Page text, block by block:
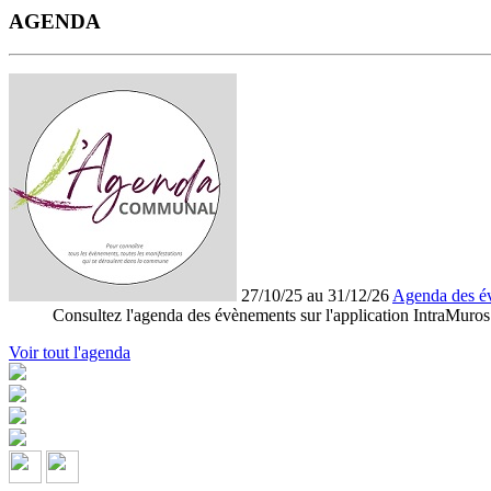
AGENDA
27/10/25 au 31/12/26 Agenda des
Consultez l'agenda des évènements sur l'application IntraMuros
Voir tout l'agenda